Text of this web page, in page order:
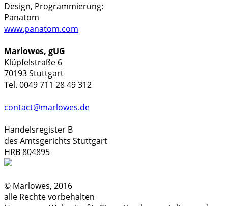
Design, Programmierung:
Panatom
www.panatom.com
Marlowes, gUG
Klüpfelstraße 6
70193 Stuttgart
Tel. 0049 711 28 49 312
contact@marlowes.de
Handelsregister B
des Amtsgerichts Stuttgart
HRB 804895
© Marlowes, 2016
alle Rechte vorbehalten